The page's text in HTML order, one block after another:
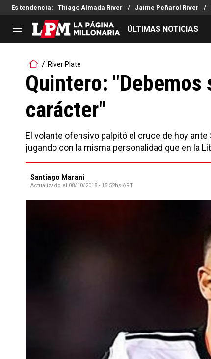
Es tendencia: Thiago Almada River Jaime Peñarol River
LIGA PROFESIONAL
Noticias
Tabla de posiciones
Reserva
Copa Sudamericana
Copa Argentina
ÚLTIMAS NOTICIAS
River Plate
Quintero:
carácter"
El volante ofensivo palpitó el cruce de hoy
jugando con la misma personalidad que en la
Santiago Marani
Actualizado el 08/10/2018 - 15:52hs ART